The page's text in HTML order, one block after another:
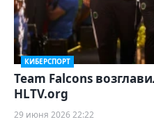
КИБЕРСПОРТ
Team Falcons
HLTV.org
29 июня 2026 22:22